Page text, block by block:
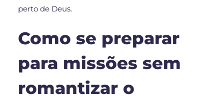
perto de Deus.
Como se preparar
para missões sem
romantizar o